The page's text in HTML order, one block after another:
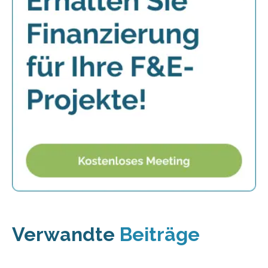
Verwandte Beiträge